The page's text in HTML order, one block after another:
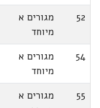
52
מגורים א
מיוחד
54
מגורים א
מיוחד
55
מגורים א